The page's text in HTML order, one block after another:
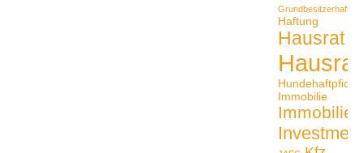
Haftung
Hausrat
Hundehaftpficht
Immobilie